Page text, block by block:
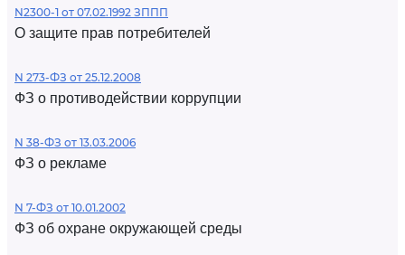
N2300-1 от 07.02.1992 ЗППП
О защите прав потребителей
N 273-ФЗ от 25.12.2008
ФЗ о противодействии коррупции
N 38-ФЗ от 13.03.2006
ФЗ о рекламе
N 7-ФЗ от 10.01.2002
ФЗ об охране окружающей среды